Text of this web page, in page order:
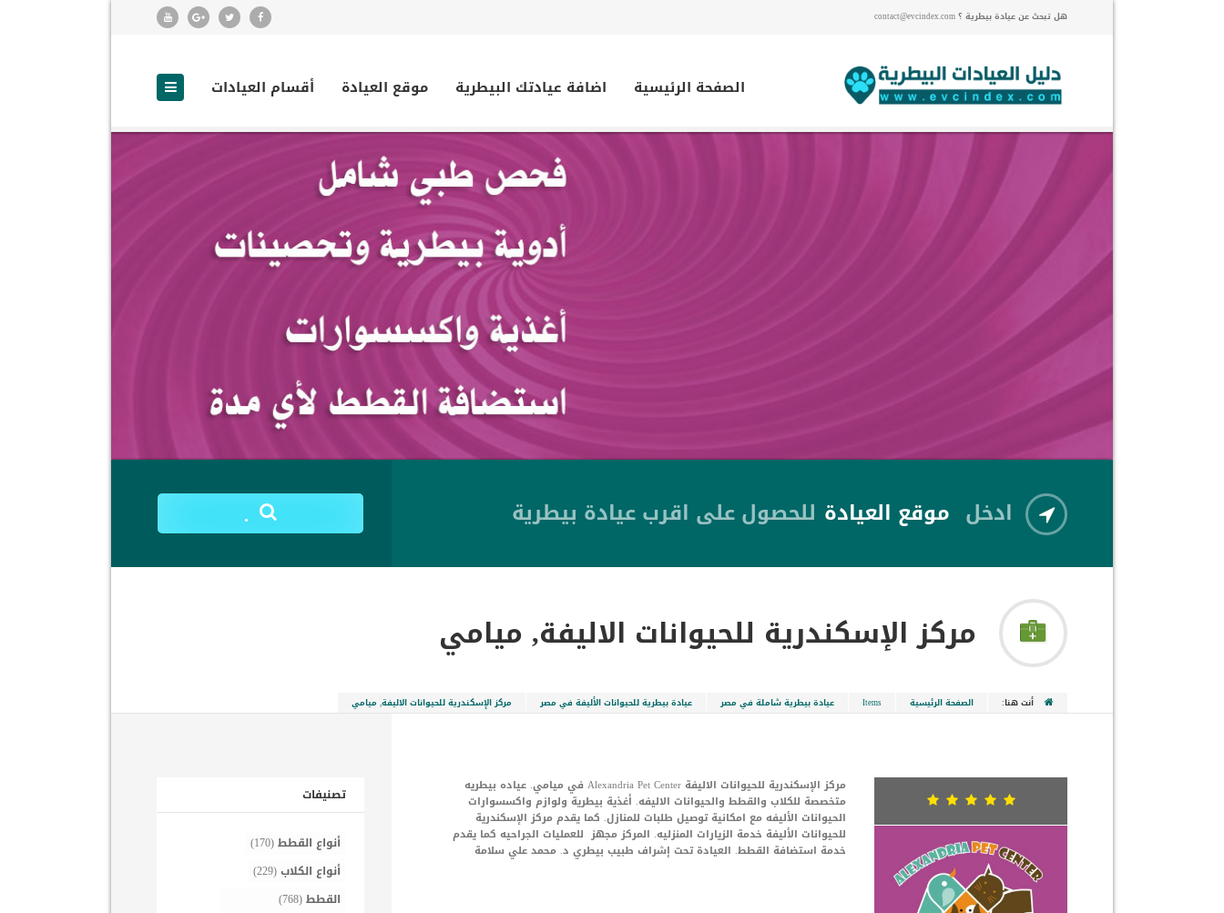
هل تبحث عن عيادة بيطرية ؟ contact@evcindex.com
الصفحة الرئيسية اضافة عيادتك البيطرية موقع العيادة أقسام العيادات
ادخل موقع العيادة للحصول على اقرب عيادة بيطرية .
مركز الإسكندرية للحيوانات الاليفة, ميامي
أنت هنا: الصفحة الرئيسية Items عيادة بيطرية شاملة في مصر عيادة بيطرية للحيوانات الأليفة في مصر مركز الإسكندرية للحيوانات الاليفة, ميامي
مركز الإسكندرية للحيوانات الاليفة Alexandria Pet Center في ميامي. عياده بيطريه
متخصصة للكلاب والقطط والحيوانات الاليفه. أغذية بيطرية ولوازم واكسسوارات
الحيوانات الأليفه مع امكانية توصيل طلبات للمنازل. كما يقدم مركز الإسكندرية
للحيوانات الأليفة خدمة الزيارات المنزليه. المركز مجهز للعمليات الجراحيه كما يقدم
خدمة استضافة القطط. العيادة تحت إشراف طبيب بيطري د. محمد علي سلامة
تصنيفات
أنواع القطط(170)
أنواع الكلاب(229)
القطط(768)